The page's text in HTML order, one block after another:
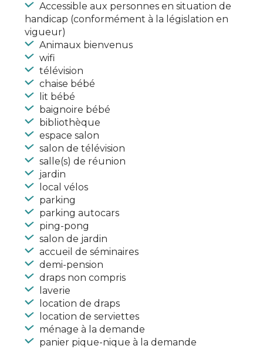
Accessible aux personnes en situation de
handicap (conformément à la législation en
vigueur)
Animaux bienvenus
wifi
télévision
chaise bébé
lit bébé
baignoire bébé
bibliothèque
espace salon
salon de télévision
salle(s) de réunion
jardin
local vélos
parking
parking autocars
ping-pong
salon de jardin
accueil de séminaires
demi-pension
draps non compris
laverie
location de draps
location de serviettes
ménage à la demande
panier pique-nique à la demande